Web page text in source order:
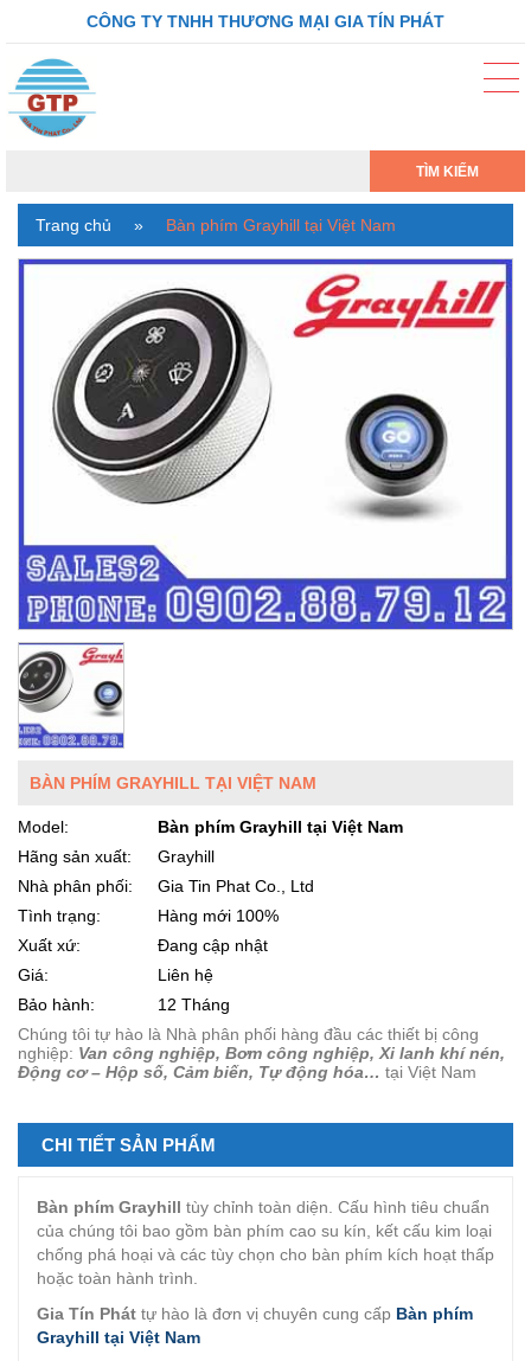
CÔNG TY TNHH THƯƠNG MẠI GIA TÍN PHÁT
TÌM KIẾM
Trang chủ » Bàn phím Grayhill tại Việt Nam
BÀN PHÍM GRAYHILL TẠI VIỆT NAM
Model:
Bàn phím Grayhill tại Việt Nam
Hãng sản xuất:
Grayhill
Nhà phân phối:
Gia Tin Phat Co., Ltd
Tình trạng:
Hàng mới 100%
Xuất xứ:
Đang cập nhật
Giá:
Liên hệ
Bảo hành:
12 Tháng
Chúng tôi tự hào là Nhà phân phối hàng đầu các thiết bị công
nghiệp: Van công nghiệp, Bơm công nghiệp, Xi lanh khí nén,
Động cơ – Hộp số, Cảm biến, Tự động hóa… tại Việt Nam
CHI TIẾT SẢN PHẨM
Bàn phím Grayhill tùy chỉnh toàn diện. Cấu hình tiêu chuẩn
của chúng tôi bao gồm bàn phím cao su kín, kết cấu kim loại
chống phá hoại và các tùy chọn cho bàn phím kích hoạt thấp
hoặc toàn hành trình.
Gia Tín Phát tự hào là đơn vị chuyên cung cấp Bàn phím
Grayhill tại Việt Nam